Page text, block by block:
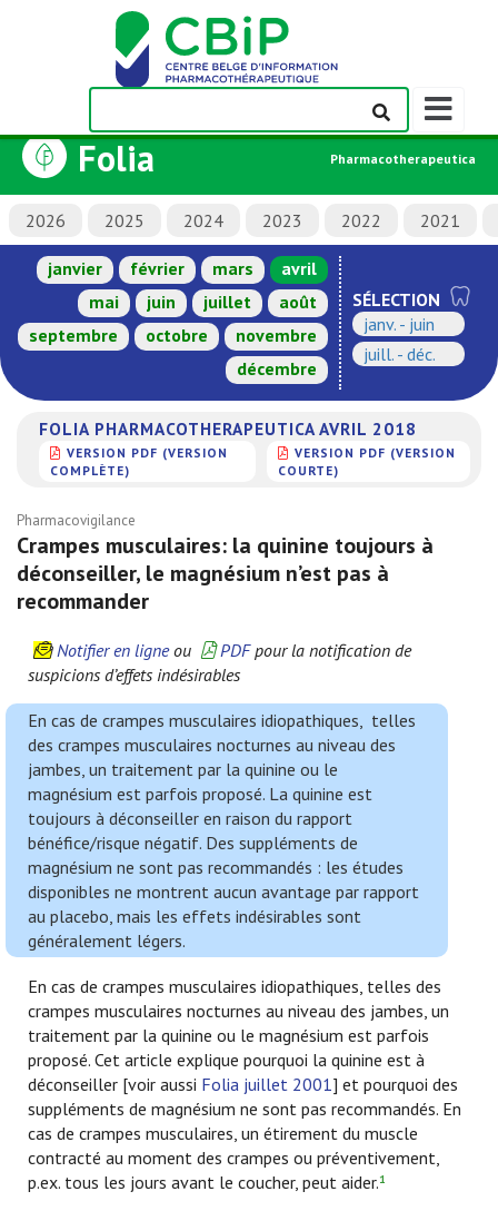
Afficher/
la
de
navigation
Folia Pharmacotherapeutica
2026 2025 2024 2023 2022 2021
janvier février mars
avril
mai
juin juillet
août
septembre
octobre
novembre
décembre
SÉLECTION
janv. - juin
juill. - déc.
FOLIA PHARMACOTHERAPEUTICA AVRIL 2018
VERSION PDF (VERSION
COMPLÈTE)
VERSION PDF (VERSION
COURTE)
Pharmacovigilance
Crampes musculaires: la quinine toujours à
déconseiller, le magnésium n’est pas à
recommander
Notifier en ligneou PDFpour la notification de
suspicions d’effets indésirables
En cas de crampes musculaires idiopathiques, telles
des crampes musculaires nocturnes au niveau des
jambes, un traitement par la quinine ou le
magnésium est parfois proposé. La quinine est
toujours à déconseiller en raison du rapport
bénéfice/risque négatif. Des suppléments de
magnésium ne sont pas recommandés : les études
disponibles ne montrent aucun avantage par rapport
au placebo, mais les effets indésirables sont
généralement légers.
En cas de crampes musculaires idiopathiques, telles des
crampes musculaires nocturnes au niveau des jambes, un
traitement par la quinine ou le magnésium est parfois
proposé. Cet article explique pourquoi la quinine est à
déconseiller [voir aussi Folia juillet 2001] et pourquoi des
suppléments de magnésium ne sont pas recommandés. En
cas de crampes musculaires, un étirement du muscle
contracté au moment des crampes ou préventivement,
p.ex. tous les jours avant le coucher, peut aider.1